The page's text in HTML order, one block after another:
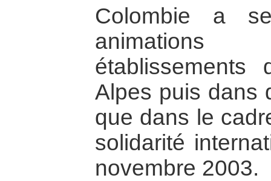
Colombie a
animations
Alpes puis dans
que dans le
solidarité
novembre 2003.